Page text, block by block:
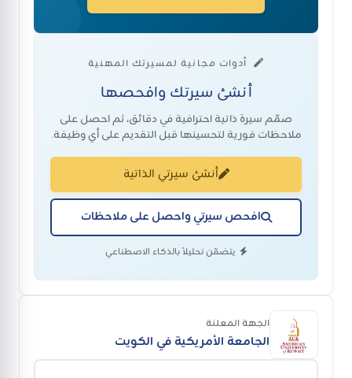
أدوات مجانية لمسيرتك المهنية
أنشئ سيرتك وافحصها
صمّم سيرة ذاتية احترافية في دقائق، ثم احصل على
ملاحظات فورية لتحسينها قبل التقديم على أي وظيفة.
أنشئ سيرتي الذاتية
افحص سيرتي واحصل على ملاحظات
يتضمّن تحليلاً بالذكاء الاصطناعي
الجهة المعلنة
الجامعة الأمريكية في الكويت